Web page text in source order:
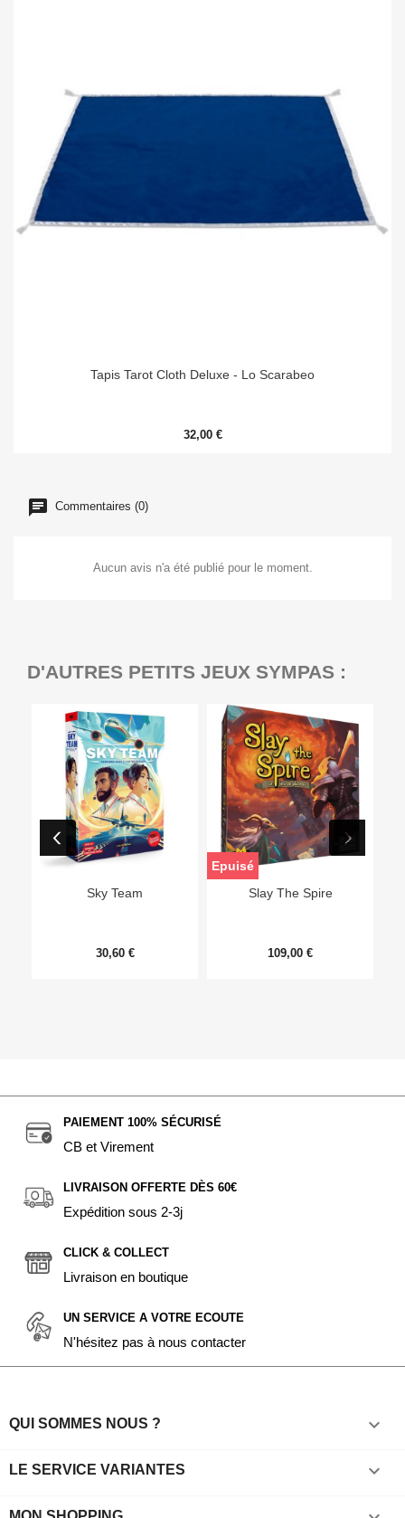
Tapis Tarot Cloth Deluxe - Lo Scarabeo
32,00 €
Commentaires (0)
Aucun avis n'a été publié pour le moment.
D'AUTRES PETITS JEUX SYMPAS :
Sky Team
30,60 €
Slay The Spire
109,00 €
Epuisé
PAIEMENT 100% SÉCURISÉ
CB et Virement
LIVRAISON OFFERTE DÈS 60€
Expédition sous 2-3j
CLICK & COLLECT
Livraison en boutique
UN SERVICE A VOTRE ECOUTE
N'hésitez pas à nous contacter
QUI SOMMES NOUS ? 
LE SERVICE VARIANTES 